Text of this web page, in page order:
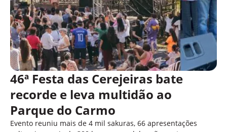
46ª Festa das Cerejeiras bate
recorde e leva multidão ao
Parque do Carmo
Evento reuniu mais de 4 mil sakuras, 66 apresentações